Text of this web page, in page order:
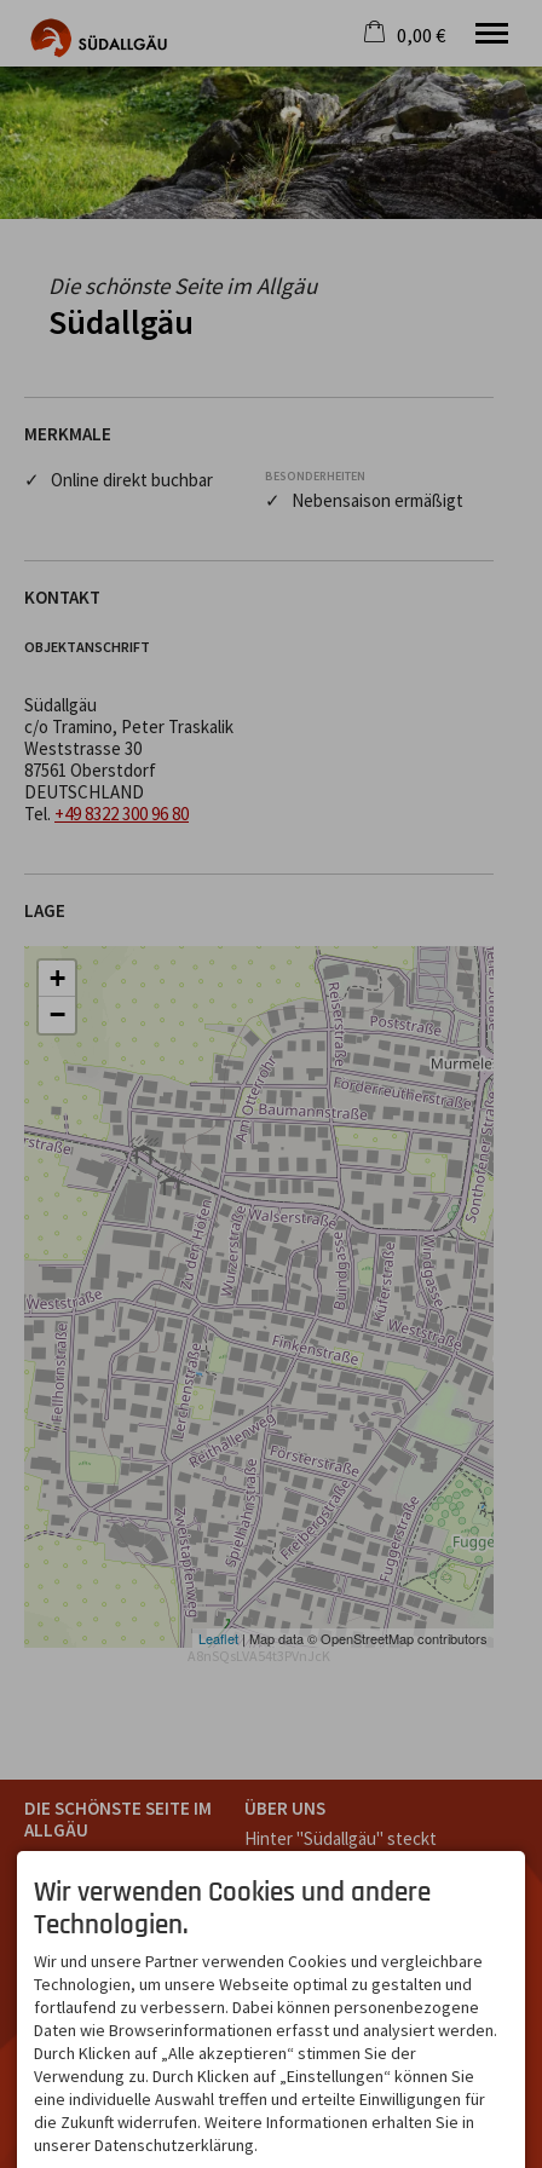
Die schönste Seite im Allgäu
Aktuell
Destination
Gastgeber
Wandern
Mountainbike
Tipps
0,00 €
×
Warenkorb ist leer
Die schönste Seite im Allgäu
Südallgäu
MERKMALE
✓ Online direkt buchbar
BESONDERHEITEN
✓ Nebensaison ermäßigt
KONTAKT
OBJEKTANSCHRIFT
Südallgäu
c/o Tramino, Peter Traskalik
Weststrasse 30
87561 Oberstdorf
DEUTSCHLAND
Tel. +49 8322 300 96 80
LAGE
+
−
Leaflet| Map data © OpenStreetMap contributors
A8nSQsLVA54t3PVnJcK
DIE SCHÖNSTE SEITE IM
ALLGÄU
Teil des Oberallgäus. Es
verbindet die Tourismus-
Destinationen Oberstdorf,
Kleinwalsertal und beliebte
Urlaubsziele wie die
Hörnerdörfer, Alpsee-
Grünten, Oberstaufen oder
Wertach im Allgäu.
ÜBER UNS
Hinter "Südallgäu" steckt
Oberstdorf.
Unser Ziel ist ein attraktives
Leistungsträger im
südlichen Oberallgäu eine
starke Plattform bietet.
NETZWERK & REICHWEITE
ca. 36.700 Abos bei
Wir verwenden Cookies und andere
Technologien.
Wir und unsere Partner verwenden Cookies und vergleichbare
Technologien, um unsere Webseite optimal zu gestalten und
fortlaufend zu verbessern. Dabei können personenbezogene
Daten wie Browserinformationen erfasst und analysiert werden.
Durch Klicken auf „Alle akzeptieren“ stimmen Sie der
Verwendung zu. Durch Klicken auf „Einstellungen“ können Sie
eine individuelle Auswahl treffen und erteilte Einwilligungen für
die Zukunft widerrufen. Weitere Informationen erhalten Sie in
unserer Datenschutzerklärung.